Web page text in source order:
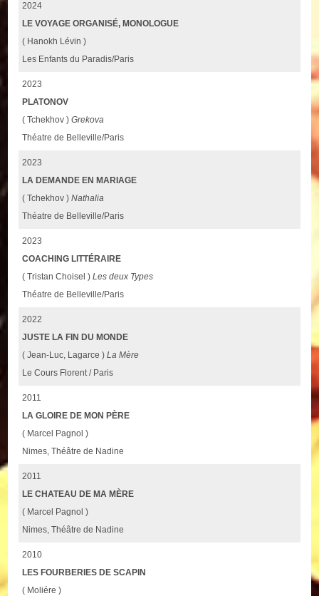
2024
LE VOYAGE ORGANISÉ, MONOLOGUE
( Hanokh Lévin )
Les Enfants du Paradis/Paris
2023
PLATONOV
( Tchekhov )Grekova
Théatre de Belleville/Paris
2023
LA DEMANDE EN MARIAGE
( Tchekhov )Nathalia
Théatre de Belleville/Paris
2023
COACHING LITTÉRAIRE
( Tristan Choisel )Les deux Types
Théatre de Belleville/Paris
2022
JUSTE LA FIN DU MONDE
( Jean-Luc, Lagarce )La Mère
Le Cours Florent / Paris
2011
LA GLOIRE DE MON PÈRE
( Marcel Pagnol )
Nimes, Théâtre de Nadine
2011
LE CHATEAU DE MA MÈRE
( Marcel Pagnol )
Nimes, Théâtre de Nadine
2010
LES FOURBERIES DE SCAPIN
( Moliére )